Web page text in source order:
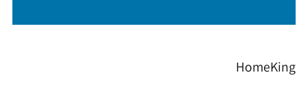
HomeKing